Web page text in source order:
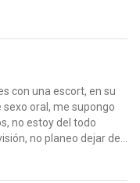
con una escort, en su
oral, me supongo
no estoy del todo
no planeo dejar de...